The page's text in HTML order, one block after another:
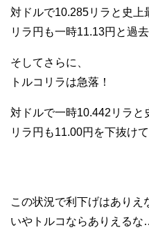
対ドルで10.285リラと史上
リラ円も一時11.13円と過
そしてさらに、
トルコリラは急落！
対ドルで一時10.442リラと
リラ円も11.00円を下抜け
この状況で利下げはあり
いやトルコならありえるな